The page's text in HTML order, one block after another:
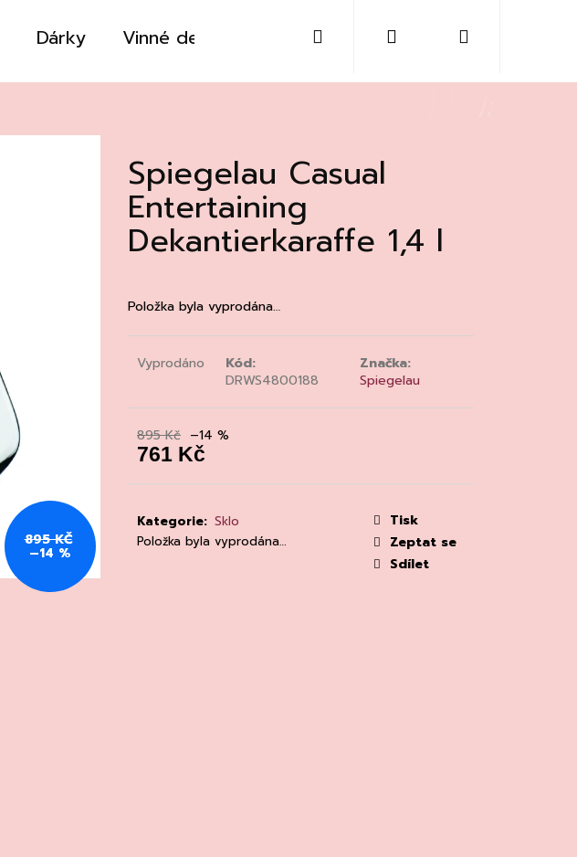
Dárky Vinné destiláty Sklo Doplňky Kontakt
Přihlášení
Spiegelau Casual
Entertaining
Dekantierkaraffe 1,4 l
Položka byla vyprodána…
Vyprodáno
Kód:
DRWS4800188
Značka:
Spiegelau
895 Kč –14 %
761 Kč
cena:
Kategorie: Sklo
Položka byla vyprodána…
Tisk
Zeptat se
Sdílet
895 KČ
–14 %
Následující
DEGUSTACE DOMAINE 'ALZIPRATU